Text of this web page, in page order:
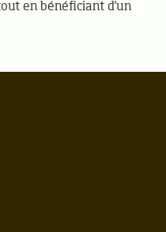
en bénéficiant d'un